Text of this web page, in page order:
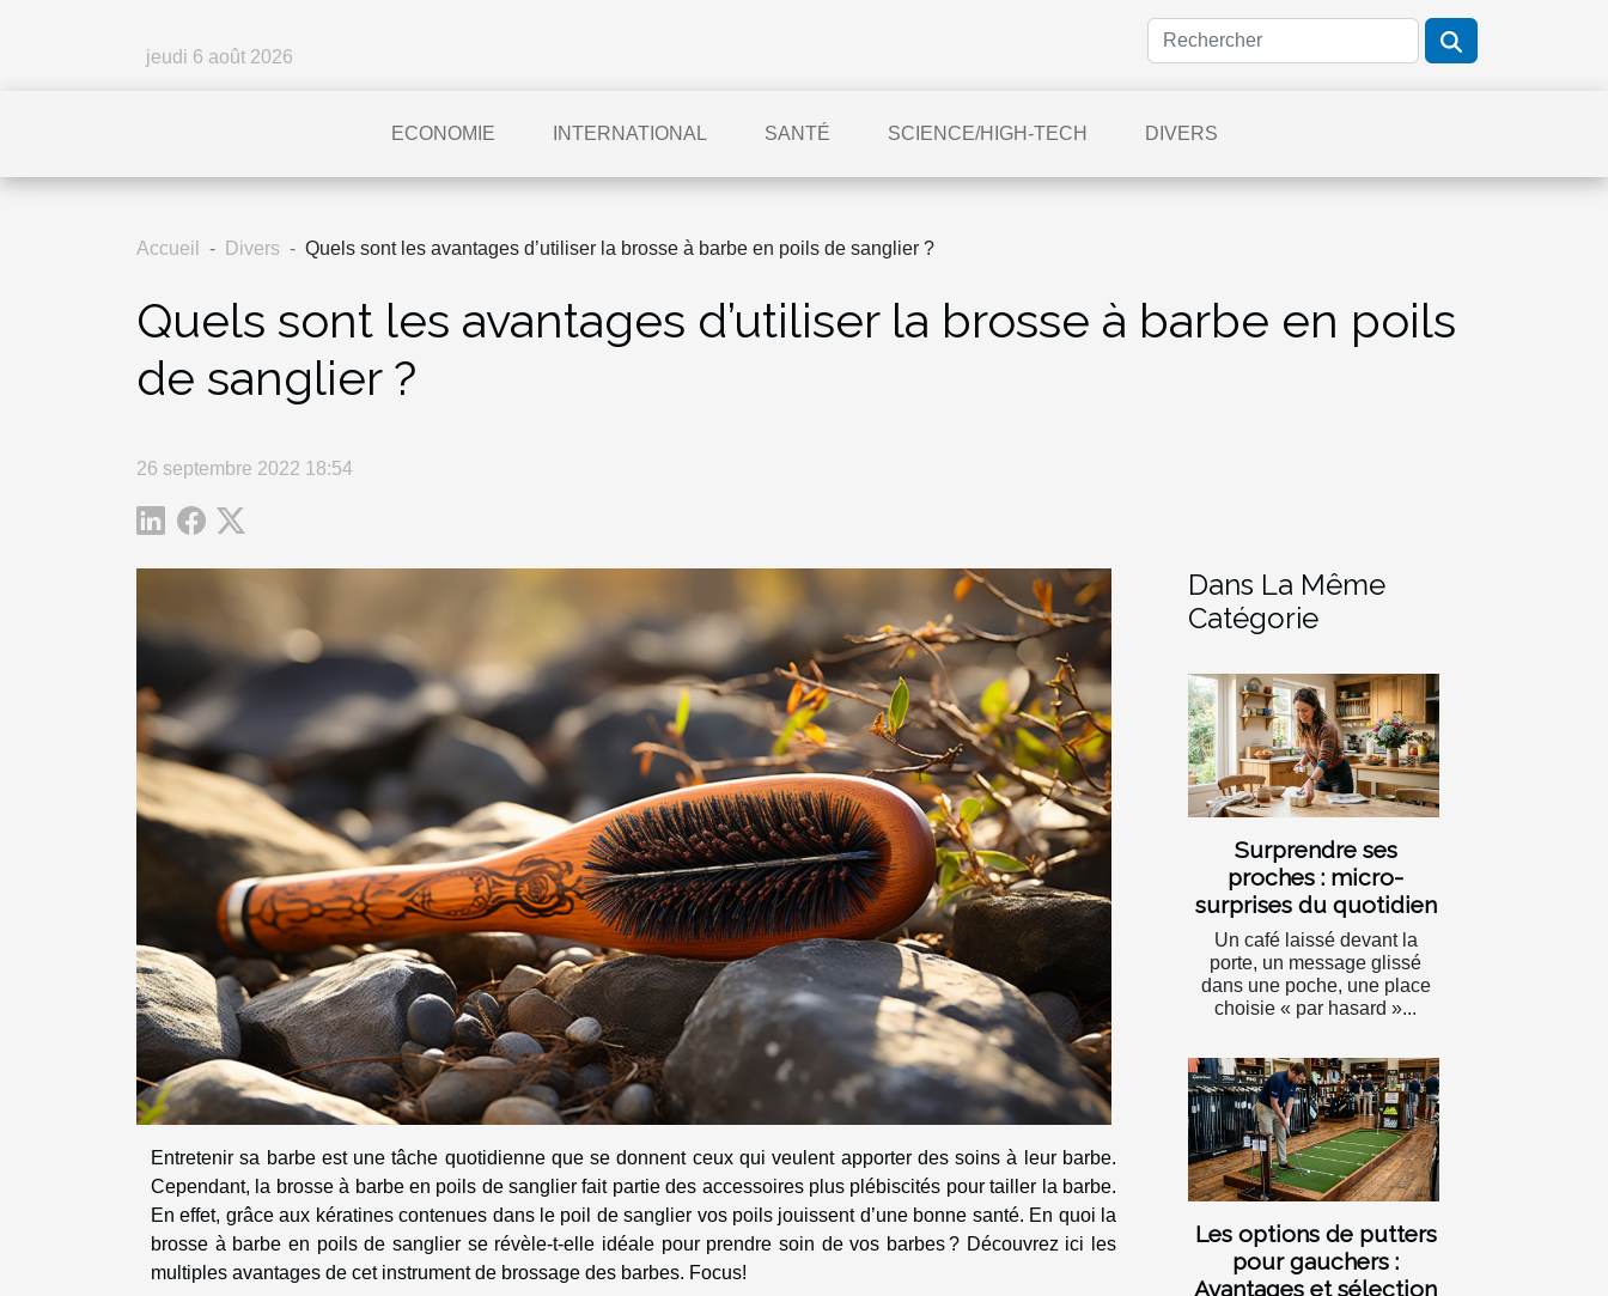
jeudi 6 août 2026
ECONOMIE INTERNATIONAL SANTÉ SCIENCE/HIGH-TECH DIVERS
Accueil Divers Quels sont les avantages d’utiliser la brosse à barbe en poils de sanglier ?
Quels sont les avantages d’utiliser la brosse à barbe en poils
de sanglier ?
26 septembre 2022 18:54
Entretenir sa barbe est une tâche quotidienne que se donnent ceux qui veulent apporter des soins à leur barbe.
Cependant, la brosse à barbe en poils de sanglier fait partie des accessoires plus plébiscités pour tailler la barbe.
En effet, grâce aux kératines contenues dans le poil de sanglier vos poils jouissent d’une bonne santé. En quoi la
brosse à barbe en poils de sanglier se révèle-t-elle idéale pour prendre soin de vos barbes ? Découvrez ici les
multiples avantages de cet instrument de brossage des barbes. Focus!
Dans La Même
Catégorie
Surprendre ses
proches : micro-
surprises du quotidien
Un café laissé devant la
porte, un message glissé
dans une poche, une place
choisie « par hasard »...
Les options de putters
pour gauchers :
Avantages et sélection